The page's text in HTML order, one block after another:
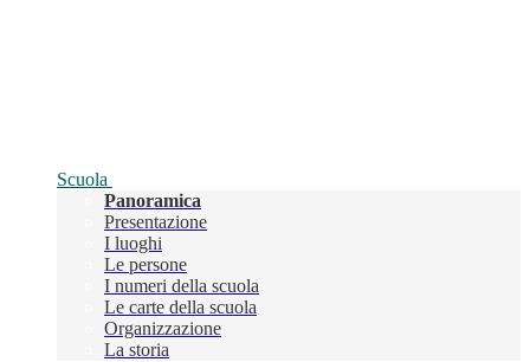
Scuola
Panoramica
Presentazione
I luoghi
Le persone
I numeri della scuola
Le carte della scuola
Organizzazione
La storia